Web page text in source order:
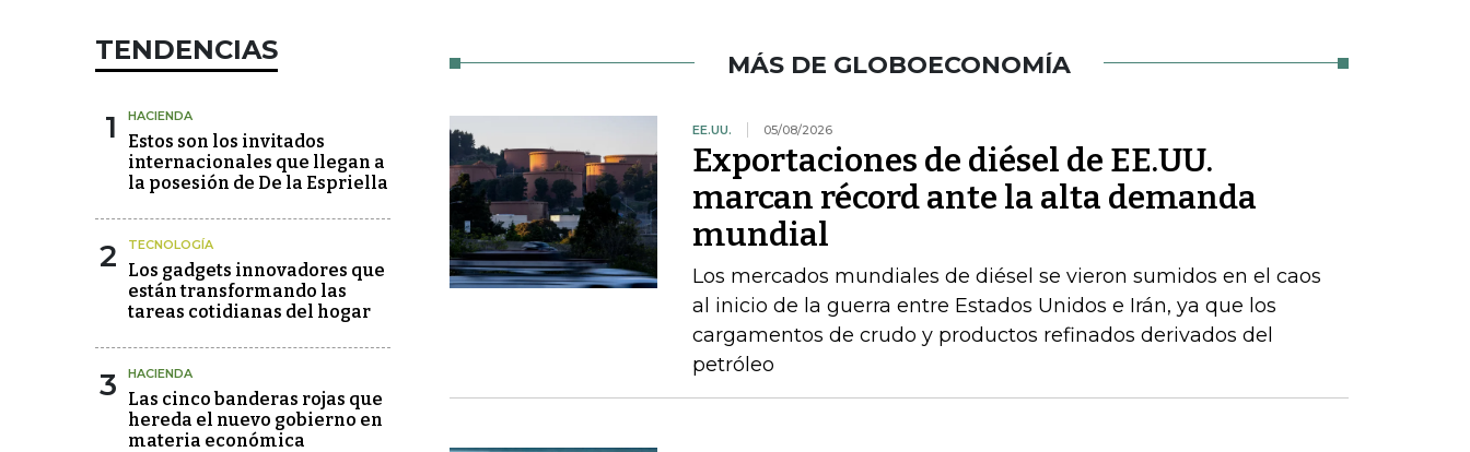
TENDENCIAS
1 HACIENDA
Estos son los invitados
internacionales que llegan a
la posesión de De la Espriella
2 TECNOLOGÍA
Los gadgets innovadores que
están transformando las
tareas cotidianas del hogar
3 HACIENDA
Las cinco banderas rojas que
hereda el nuevo gobierno en
materia económica
MÁS DE GLOBOECONOMÍA
EE.UU. 05/08/2026
Exportaciones de diésel de EE.UU.
marcan récord ante la alta demanda
mundial
Los mercados mundiales de diésel se vieron sumidos en el caos
al inicio de la guerra entre Estados Unidos e Irán, ya que los
cargamentos de crudo y productos refinados derivados del
petróleo